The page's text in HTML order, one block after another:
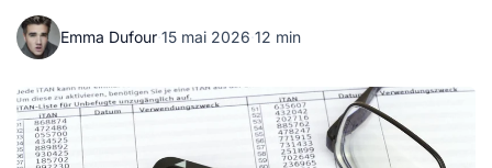
Emma Dufour·15 mai 2026·12 min